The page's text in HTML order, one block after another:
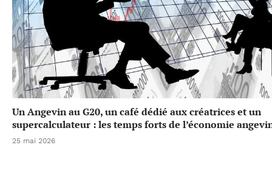
Un Angevin au G20, un café dédié aux créatrices et un
supercalculateur : les temps forts de l’économie
25 mai 2026